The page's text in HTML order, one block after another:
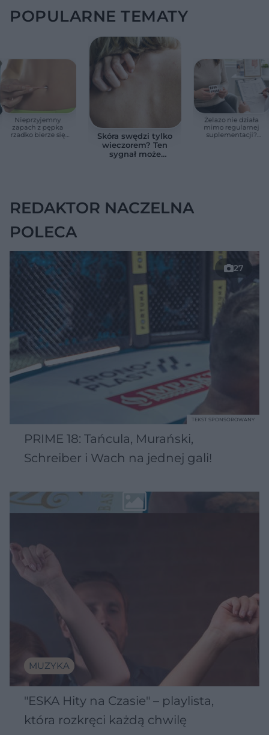
POPULARNE TEMATY
Nieprzyjemny
zapach z pępka
rzadko bierze się
Skóra swędzi tylko
wieczorem? Ten
sygnał może
Żelazo nie działa
mimo regularnej
suplementacji?
REDAKTOR NACZELNA
POLECA
27
PRIME 18: Tańcula, Murański,
Schreiber i Wach na jednej gali!
TEKST SPONSOROWANY
MUZYKA
"ESKA Hity na Czasie" – playlista,
która rozkręci każdą chwilę